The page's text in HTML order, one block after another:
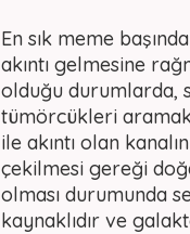
En sık meme
akıntı gelmesine
olduğu durumlarda,
tümörcükleri
ile akıntı olan
çekilmesi gereği
olması durumunda
kaynaklıdır ve